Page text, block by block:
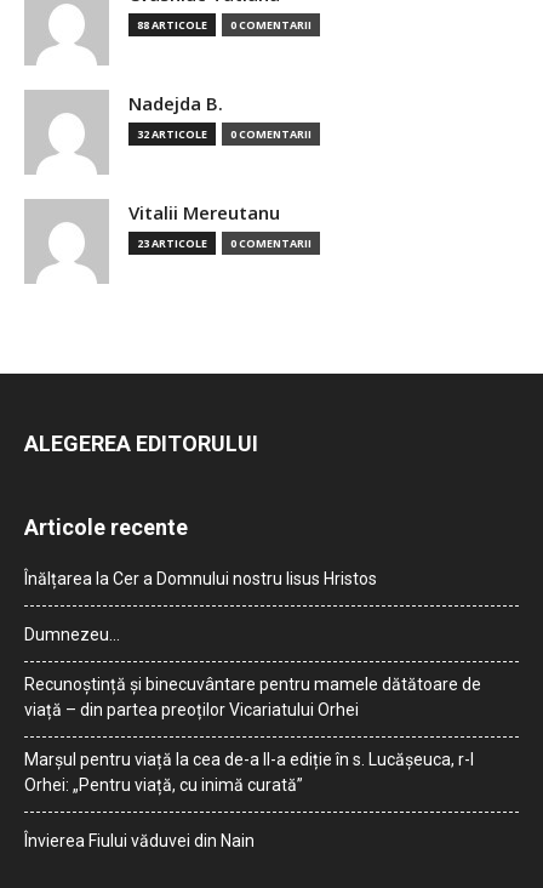
88 ARTICOLE 0 COMENTARII
Nadejda B.
32 ARTICOLE 0 COMENTARII
Vitalii Mereutanu
23 ARTICOLE 0 COMENTARII
ALEGEREA EDITORULUI
Articole recente
Înălțarea la Cer a Domnului nostru Iisus Hristos
Dumnezeu…
Recunoștință și binecuvântare pentru mamele dătătoare de
viață – din partea preoților Vicariatului Orhei
Marșul pentru viață la cea de-a II-a ediție în s. Lucășeuca, r-l
Orhei: „Pentru viață, cu inimă curată”
Învierea Fiului văduvei din Nain